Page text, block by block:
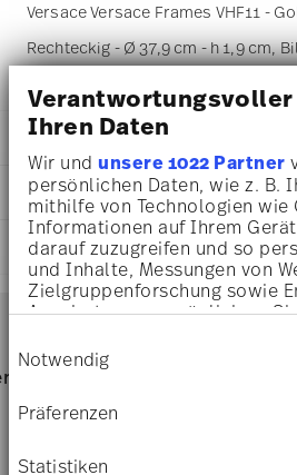
Verantwortungsvoller
Ihren Daten
Wir undunsere 1022 Partner
persönlichen Daten, wie z. B.
mithilfe von Technologien wie
Informationen auf Ihrem
darauf zuzugreifen und so
und Inhalte, Messungen von
Zielgruppenforschung sowie
Angeboten zu ermöglichen.
Sie können Ihre Einwilligung
Cookie-Erklärung oder durch
Privacy Trigger Symbol
Informationen über
Notwendig
Präferenzen
Statistiken
Versace Versace Frames VHF11 -
Rechteckig - Ø 37,9 cm - h 1,9 cm,
DETAILS
Versace
Versace Frames
Versace Frames
Bilaminiertes Silber
69199-321639-
4012437391114
IT
MAßE
37,90 cm
29,30 cm
24,30 cm
1,90 cm
LIEFERUNG UND
Lieferzeiten & Versand
Versandkostenfrei ab 69,90 €:
(ausgenommen Lieferungen ins
Footer
Services